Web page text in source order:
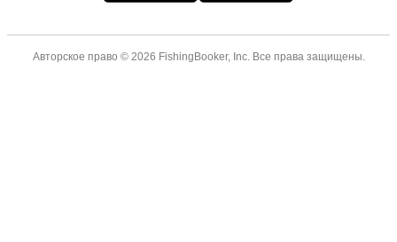
Авторское право © 2026 FishingBooker, Inc. Все права защищены.